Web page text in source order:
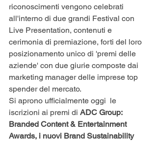
riconoscimenti vengono celebrati
all'interno di due grandi Festival con
Live Presentation, contenuti e
cerimonia di premiazione, forti del loro
posizionamento unico di 'premi delle
aziende' con due giurie composte dai
marketing manager delle imprese top
spender del mercato.
Si aprono ufficialmente oggi  le
iscrizioni ai premi di ADC Group:
Branded Content & Entertainment
Awards, i nuovi Brand Sustainability